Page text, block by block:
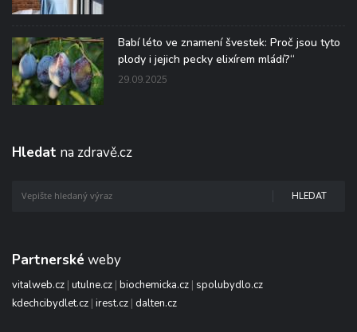
Babí léto ve znamení švestek: Proč jsou tyto
plody i jejich pecky elixírem mládí?“
29.09.2025
Hledat na zdravě.cz
HLEDAT
Partnerské weby
vitalweb.cz | utulne.cz | biochemicka.cz | spolubydlo.cz
kdechcibydlet.cz | irest.cz | dalten.cz